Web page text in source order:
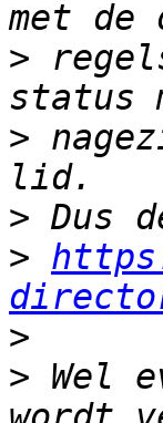
>
>
>
>
>
> Wel